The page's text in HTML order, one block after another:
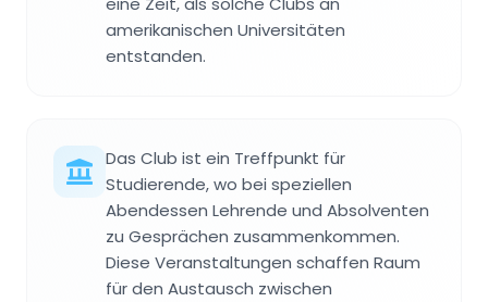
amerikanischen Universitäten
entstanden.
Das Club ist ein Treffpunkt für
Studierende, wo bei speziellen
Abendessen Lehrende und Absolventen
zu Gesprächen zusammenkommen.
Diese Veranstaltungen schaffen Raum
für den Austausch zwischen